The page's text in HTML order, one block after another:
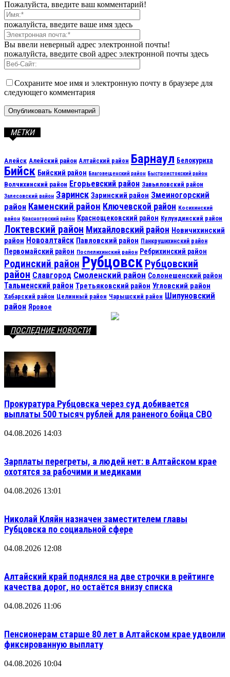
Пожалуйста, введите ваш комментарий!
пожалуйста, введите ваше имя здесь
Вы ввели неверный адрес электронной почты!
пожалуйста, введите свой адрес электронной почты здесь
Сохраните мое имя и электронную почту в браузере для
следующего комментария
МЕТКИ
Алейск Алейский район Алтайский район Барнаул Белокуриха
Бийск Бийский район Благовещенский район Быстроистокский район
Волчихинский район Егорьевский район Завьяловский район
Залесовский район Заринск Заринский район Змеиногорский
район Каменский район Ключевской район Косихинский
район Красногорский район Краснощековский район Кулундинский район
Локтевский район Михайловский район Новичихинский
район Новоалтайск Павловский район Панкрушихинский район
Первомайский район Поспелихинский район Ребрихинский район
Родинский район Рубцовск Рубцовский
район Славгород Смоленский район Солонешенский район
Тальменский район Третьяковский район Угловский район
Хабарский район Целинный район Чарышский район Шипуновский
район Яровое
ПОСЛЕДНИЕ НОВОСТИ
Прокуратура Рубцовска через суд добивается
выплаты 500 тысяч рублей для раненого бойца СВО
04.08.2026 14:03
Зарплаты перегреты, а людей нет: в Алтайском крае
охотятся за рабочими и медиками
04.08.2026 13:01
Николай Кляйн назначен заместителем главы
Рубцовска по социальной сфере
04.08.2026 12:08
Алтайский край поднялся на две строчки в рейтинге
качества дорог, но остаётся внизу списка
04.08.2026 11:06
Пенсионерам старше 80 лет в Алтайском крае удвоили
фиксированную выплату
04.08.2026 10:04